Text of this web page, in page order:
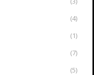
(4)
(1)
(7)
(5)